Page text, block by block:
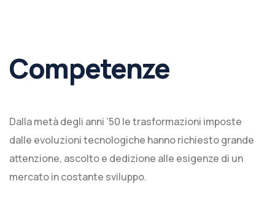
Competenze
Dalla metà degli anni ’50 le trasformazioni imposte
dalle evoluzioni tecnologiche hanno richiesto grande
attenzione, ascolto e dedizione alle esigenze di un
mercato in costante sviluppo.